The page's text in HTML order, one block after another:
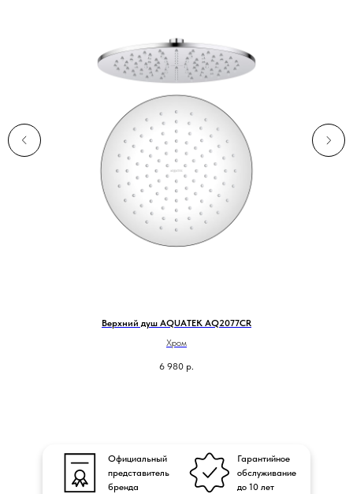
Верхний душ AQUATEK AQ2077CR
Хром
6 980 р.
Официальный
представитель
бренда
Гарантийное
обслуживание
до 10 лет